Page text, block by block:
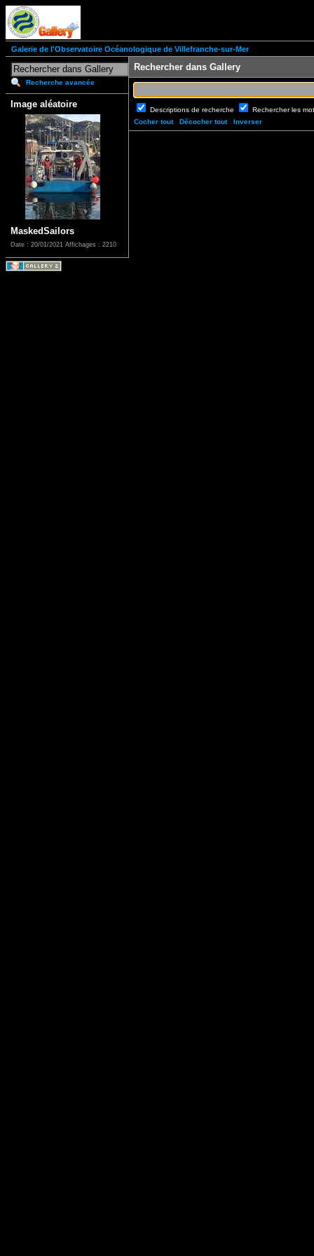
Galerie de l'Observatoire Océanologique de Villefranche-sur-Mer
Recherche avancée
Image aléatoire
MaskedSailors
Date : 20/01/2021 Affichages : 2210
Rechercher dans Gallery
Descriptions de recherche
Rechercher les
Cocher tout
Décocher tout Inverser